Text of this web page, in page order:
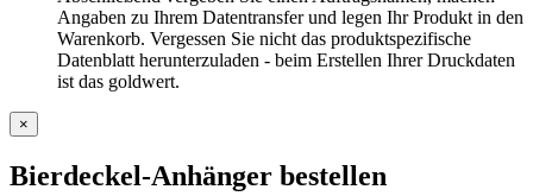
Angaben zu Ihrem Datentransfer und legen Ihr Produkt in den
Warenkorb. Vergessen Sie nicht das produktspezifische
Datenblatt herunterzuladen - beim Erstellen Ihrer Druckdaten
ist das goldwert.
×
Bierdeckel-Anhänger bestellen